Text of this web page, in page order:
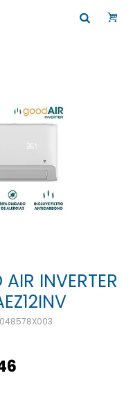
INVERTER